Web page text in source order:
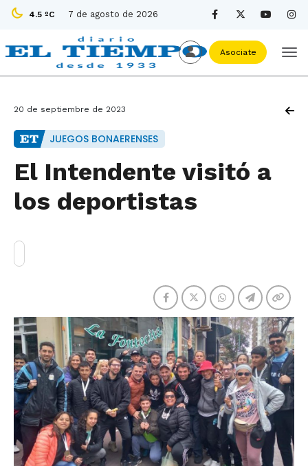
4.5 ºC 7 de agosto de 2026
Asociate
20 de septiembre de 2023
JUEGOS BONAERENSES
El Intendente visitó a
los deportistas